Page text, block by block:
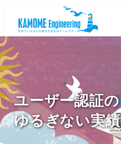
ユーザー認証の
ゆるぎない実績